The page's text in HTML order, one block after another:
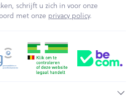
schrijft u zich in voor onze
met onze privacy policy.